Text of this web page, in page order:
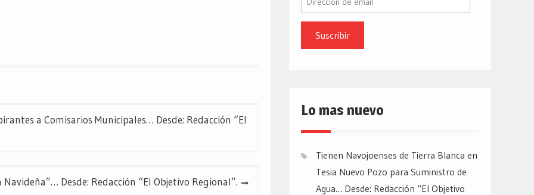
a Comisarios Municipales… Desde: Redacción “El
Desde: Redacción “El Objetivo Regional”.
email
Lo mas nuevo
Tienen Navojoenses de Tierra Blanca en
Tesia Nuevo Pozo para Suministro de
Agua… Desde: Redacción “El Objetivo